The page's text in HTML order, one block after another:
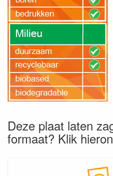
Deze plaat laten
formaat? Klik